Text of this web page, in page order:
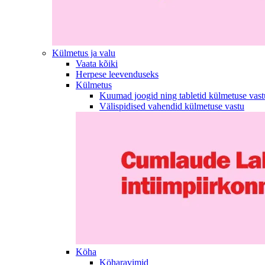
Külmetus ja valu
Vaata kõiki
Herpese leevenduseks
Külmetus
Kuumad joogid ning tabletid külmetuse
Välispidised vahendid külmetuse vastu
Köha
Köharavimid